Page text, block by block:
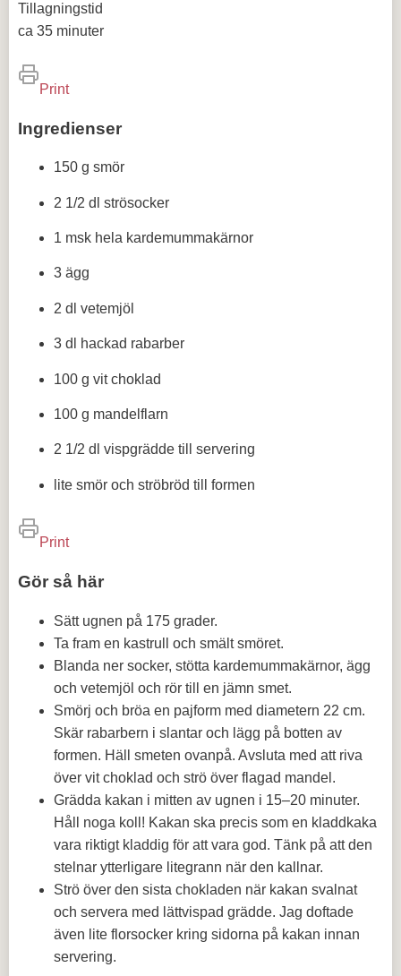
Tillagningstid
ca 35 minuter
Print
Ingredienser
150 g smör
2 1/2 dl strösocker
1 msk hela kardemummakärnor
3 ägg
2 dl vetemjöl
3 dl hackad rabarber
100 g vit choklad
100 g mandelflarn
2 1/2 dl vispgrädde till servering
lite smör och ströbröd till formen
Print
Gör så här
Sätt ugnen på 175 grader.
Ta fram en kastrull och smält smöret.
Blanda ner socker, stötta kardemummakärnor, ägg
och vetemjöl och rör till en jämn smet.
Smörj och bröa en pajform med diametern 22 cm.
Skär rabarbern i slantar och lägg på botten av
formen. Häll smeten ovanpå. Avsluta med att riva
över vit choklad och strö över flagad mandel.
Grädda kakan i mitten av ugnen i 15–20 minuter.
Håll noga koll! Kakan ska precis som en kladdkaka
vara riktigt kladdig för att vara god. Tänk på att den
stelnar ytterligare litegrann när den kallnar.
Strö över den sista chokladen när kakan svalnat
och servera med lättvispad grädde. Jag doftade
även lite florsocker kring sidorna på kakan innan
servering.